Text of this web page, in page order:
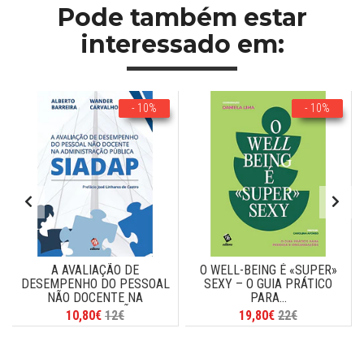
Pode também estar
interessado em:
- 10%
A AVALIAÇÃO DE
DESEMPENHO DO PESSOAL
NÃO DOCENTE NA
ADMINISTRAÇÃO...
10,80€ 12€
- 10%
O WELL-BEING É «SUPER»
SEXY – O GUIA PRÁTICO
PARA...
19,80€ 22€